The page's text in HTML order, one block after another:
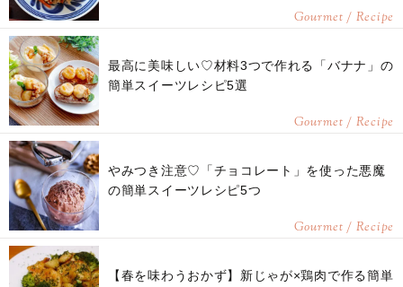
Gourmet / Recipe
最高に美味しい♡材料3つで作れる「バナナ」の
簡単スイーツレシピ5選
Gourmet / Recipe
やみつき注意♡「チョコレート」を使った悪魔
の簡単スイーツレシピ5つ
Gourmet / Recipe
【春を味わうおかず】新じゃが×鶏肉で作る簡単